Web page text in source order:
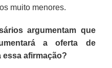
muito menores.
argumentam que
a oferta de
essa afirmação?